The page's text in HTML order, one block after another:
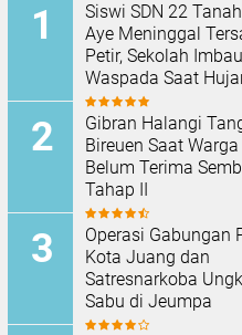
Siswi SDN 22
Aye Meninggal
Petir, Sekolah
Waspada Saat
Gibran Halangi
Bireuen Saat
Belum Terima
Tahap II
Operasi Gabungan
Kota Juang dan
Satresnarkoba
Sabu di Jeumpa